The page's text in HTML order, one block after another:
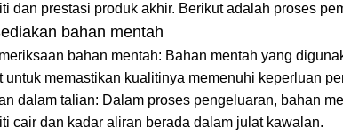
dan prestasi produk akhir. Berikut adalah proses
bahan mentah
bahan mentah: Bahan mentah yang
untuk memastikan kualitinya memenuhi keperluan
dalam talian: Dalam proses pengeluaran, bahan
cair dan kadar aliran berada dalam julat kawalan.